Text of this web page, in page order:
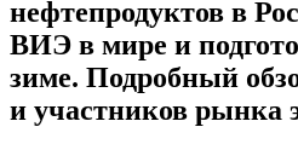
нефтепродуктов в
ВИЭ в мире и
зиме. Подробный
и участников рынка